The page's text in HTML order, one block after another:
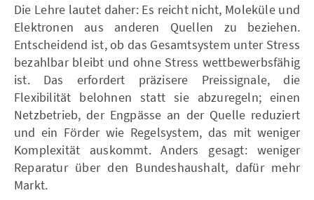
Die Lehre lautet daher: Es reicht nicht, Moleküle und
Elektronen aus anderen Quellen zu beziehen.
Entscheidend ist, ob das Gesamtsystem unter Stress
bezahlbar bleibt und ohne Stress wettbewerbsfähig
ist. Das erfordert präzisere Preissignale, die
Flexibilität belohnen statt sie abzuregeln; einen
Netzbetrieb, der Engpässe an der Quelle reduziert
und ein Förder wie Regelsystem, das mit weniger
Komplexität auskommt. Anders gesagt: weniger
Reparatur über den Bundeshaushalt, dafür mehr
Markt.